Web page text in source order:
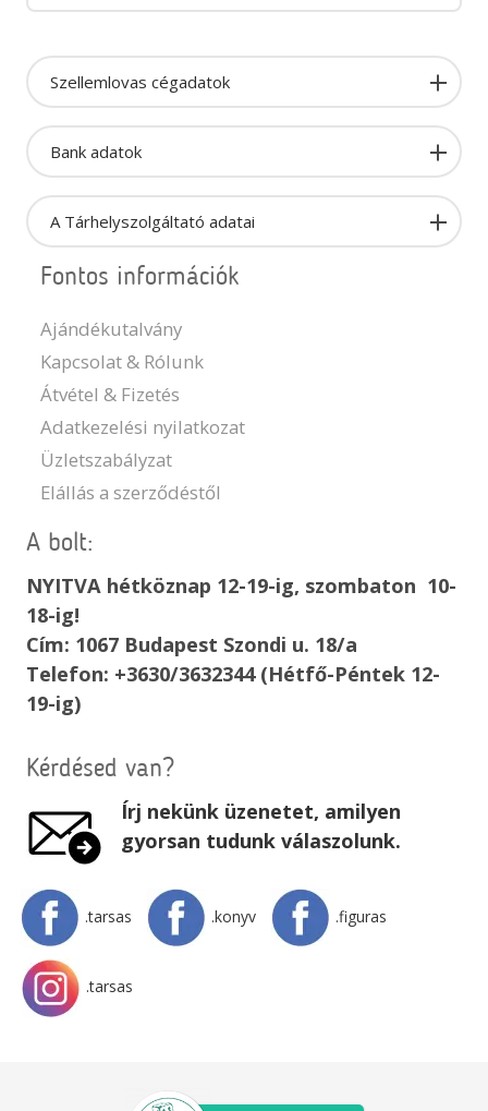
Szellemlovas cégadatok
Bank adatok
A Tárhelyszolgáltató adatai
Fontos információk
Ajándékutalvány
Kapcsolat & Rólunk
Átvétel & Fizetés
Adatkezelési nyilatkozat
Üzletszabályzat
Elállás a szerződéstől
A bolt:
NYITVA hétköznap 12-19-ig, szombaton 10-
18-ig!
Cím: 1067 Budapest Szondi u. 18/a
Telefon: +3630/3632344 (Hétfő-Péntek 12-
19-ig)
Kérdésed van?
Írj nekünk üzenetet, amilyen
gyorsan tudunk válaszolunk.
.tarsas .konyv .figuras
.tarsas